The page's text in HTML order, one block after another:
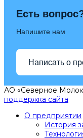
Есть
Напишите нам
Написать о
АО «Северное
поддержка сайта
О предприятии
История